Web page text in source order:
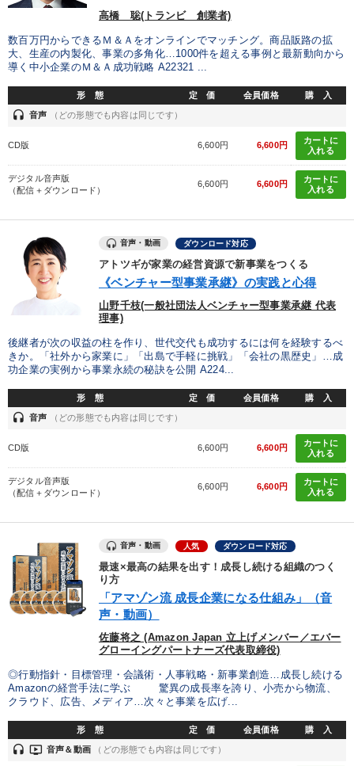
テーマ
【4月】音声・映像 【3月】音声・映像
最新刊・戦略参謀ChatGPT実戦法と中小企業のDXと講話ご案内
数字・税務・決算書
【最新刊】精神科医・和田秀樹の「老いない力」＋健康な社長と
資産戦略
製造業 卸売・小売・飲食業 建設・不動産業
IT・サービス・金融業 コンサルタント 専門家
お金の授業 リーダーシップ FCビジネス
※「更新」を押すと「テーマ」「キーワード」を更新いただけます。
ondemand_video 経営音声・動画を探す refresh 更新する
全国経営者セミナー収録物以外の経営教材（全762タイトル）からお探
カテゴリー
全国経営者セミナー収録〈売れ筋・人気〉音声＆動画20選
高橋 聡(トランビ 創業者)
数百万円からできるＭ＆Ａをオンラインでマッチング。商品販路の拡
大、生産の内製化、事業の多角化…1000件を超える事例と最新動向から
導く中小企業のＭ＆Ａ成功戦略 A22321 ...
形 態 定 価 会員価格 購 入
headset 音声 （どの形態でも内容は同じです）
CD版 6,600円 6,600円
カートに
入れる
デジタル音声版
（配信＋ダウンロード）
6,600円 6,600円
カートに
入れる
音声・動画 ダウンロード対応
アトツギが家業の経営資源で新事業をつくる
《ベンチャー型事業承継》の実践と心得
山野千枝(一般社団法人ベンチャー型事業承継 代表
理事)
後継者が次の収益の柱を作り、世代交代も成功するには何を経験するべ
きか。「社外から家業に」「出島で手軽に挑戦」「会社の黒歴史」…成
功企業の実例から事業永続の秘訣を公開 A224...
形 態 定 価 会員価格 購 入
headset 音声 （どの形態でも内容は同じです）
CD版 6,600円 6,600円
カートに
入れる
デジタル音声版
（配信＋ダウンロード）
6,600円 6,600円
カートに
入れる
音声・動画 人気 ダウンロード対応
最速×最高の結果を出す！成長し続ける組織のつく
り方
「アマゾン流 成長企業になる仕組み」（音
声・動画）
佐藤将之 (Amazon Japan 立上げメンバー／エバー
グローイングパートナーズ代表取締役)
◎行動指針・目標管理・会議術・人事戦略・新事業創造…成長し続ける
Amazonの経営手法に学ぶ 驚異の成長率を誇り、小売から物流、
クラウド、広告、メディア…次々と事業を広げ...
形 態 定 価 会員価格 購 入
headset ondemand_video 音声＆動画 （どの形態でも内容は同じです）